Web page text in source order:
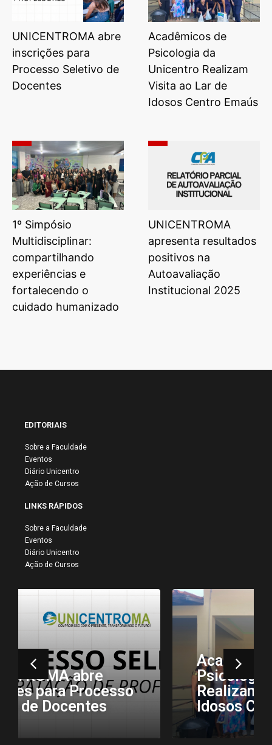
UNICENTROMA abre
inscrições para
Processo Seletivo de
Docentes
Acadêmicos de
Psicologia da
Unicentro Realizam
Visita ao Lar de
Idosos Centro Emaús
1º Simpósio
Multidisciplinar:
compartilhando
experiências e
fortalecendo o
cuidado humanizado
UNICENTROMA
apresenta resultados
positivos na
Autoavaliação
Institucional 2025
EDITORIAIS
Sobre a Faculdade
Eventos
Diário Unicentro
Ação de Cursos
LINKS RÁPIDOS
Sobre a Faculdade
Eventos
Diário Unicentro
Ação de Cursos
Acadêmicos de
Psicologia da Unicentro
Realizam Visita ao Lar de
Idosos Centro Emaús